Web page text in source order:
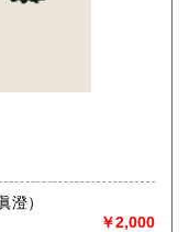
加盟の古書店で
販売ルートで
） （清水眞澄）
￥2,000